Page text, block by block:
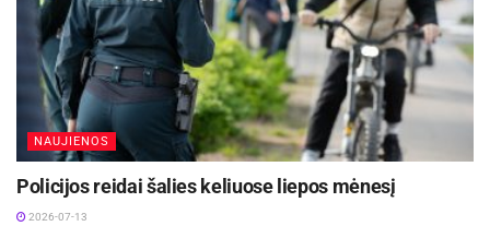
NAUJIENOS
Policijos reidai šalies keliuose liepos mėnesį
2026-07-13